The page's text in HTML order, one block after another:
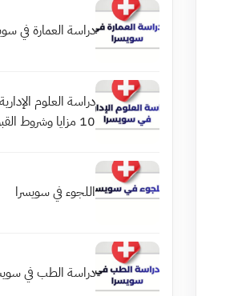
دراسة العمارة في
دراسة العلوم
10 مزايا وشروط القبول
اللجوء في سويسرا
دراسة الطب في